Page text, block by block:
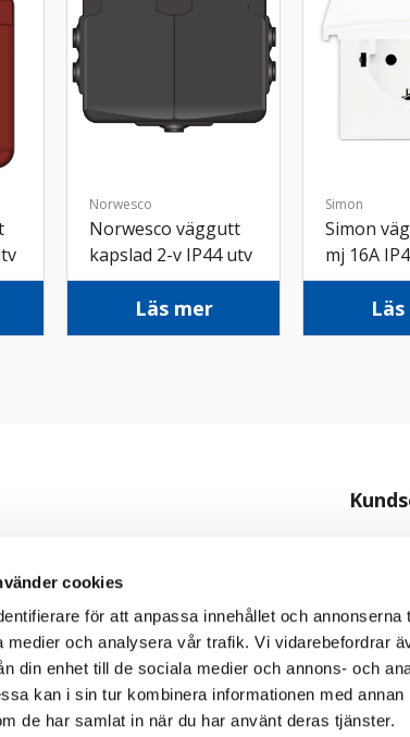
cookies
för att anpassa innehållet och annonserna
medier och analysera vår trafik. Vi vidarebefordrar
din enhet till de sociala medier och annons- och
kan i sin tur kombinera informationen med
de har samlat in när du har använt deras tjänster.
Norwesco
Norwesco väggutt
kapslad 2-v IP44 utv
sv
Läs mer
Simon
Simon
mj 16A
skruv vit